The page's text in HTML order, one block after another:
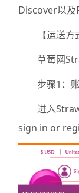
Discover以及
【运送
草莓网
步骤1：
进入
sign in or